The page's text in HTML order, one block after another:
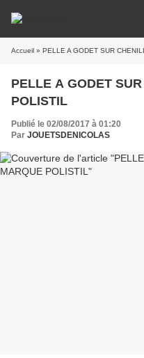
Accueil » PELLE A GODET SUR
PELLE A GODET
POLISTIL
Publié le 02/08/2017 à 01:20
Par JOUETSDENICOLAS